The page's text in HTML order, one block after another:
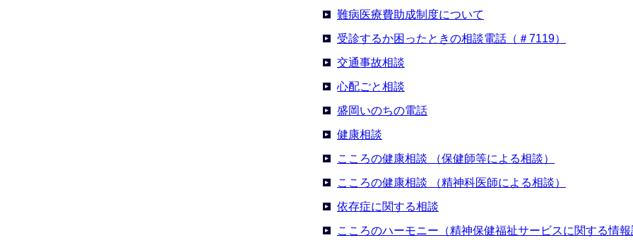
難病医療費助成制度について
受診するか困ったときの相談電話（＃7119）
交通事故相談
心配ごと相談
盛岡いのちの電話
健康相談
こころの健康相談 （保健師等による相談）
こころの健康相談 （精神科医師による相談）
依存症に関する相談
こころのハーモニー（精神保健福祉サービスに関する情